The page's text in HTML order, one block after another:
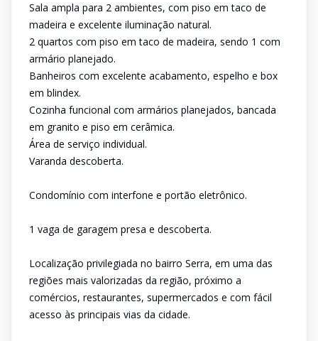
Sala ampla para 2 ambientes, com piso em taco de
madeira e excelente iluminação natural.
2 quartos com piso em taco de madeira, sendo 1 com
armário planejado.
Banheiros com excelente acabamento, espelho e box
em blindex.
Cozinha funcional com armários planejados, bancada
em granito e piso em cerâmica.
Área de serviço individual.
Varanda descoberta.
Condomínio com interfone e portão eletrônico.
1 vaga de garagem presa e descoberta.
Localização privilegiada no bairro Serra, em uma das
regiões mais valorizadas da região, próximo a
comércios, restaurantes, supermercados e com fácil
acesso às principais vias da cidade.